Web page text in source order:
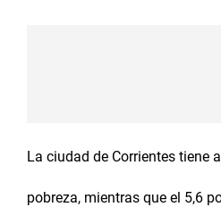
La ciudad de Corrientes tiene
pobreza, mientras que el 5,6